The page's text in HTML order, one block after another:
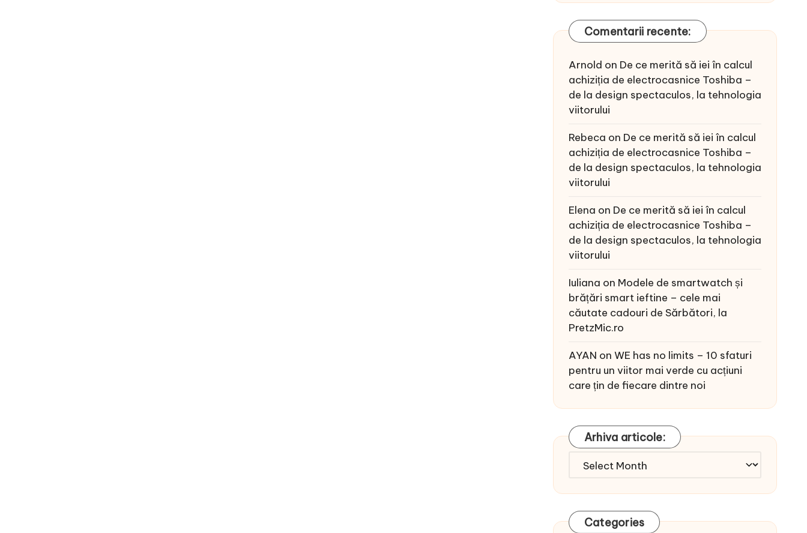
Comentarii recente:
Arnold on De ce merită să iei în calcul
achiziția de electrocasnice Toshiba –
de la design spectaculos, la tehnologia
viitorului
Rebeca on De ce merită să iei în calcul
achiziția de electrocasnice Toshiba –
de la design spectaculos, la tehnologia
viitorului
Elena on De ce merită să iei în calcul
achiziția de electrocasnice Toshiba –
de la design spectaculos, la tehnologia
viitorului
Iuliana on Modele de smartwatch și
brățări smart ieftine – cele mai
căutate cadouri de Sărbători, la
PretzMic.ro
AYAN on WE has no limits – 10 sfaturi
pentru un viitor mai verde cu acțiuni
care țin de fiecare dintre noi
Arhiva articole:
Arhiva
Categories